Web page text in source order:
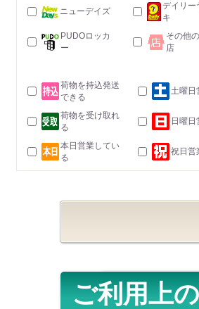
ニューデイズ
デイリー
キ
PUDOロッカ
ー
その他
店
荷物を持込発送
できる
土曜日
荷物を受け取れ
る
日曜日
本日営業してい
る
祝日営
ご利用上